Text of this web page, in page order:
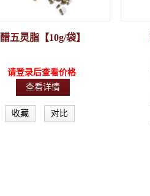
醋五灵脂【10g/袋】
请登录后查看价格
查看详情
收藏 对比